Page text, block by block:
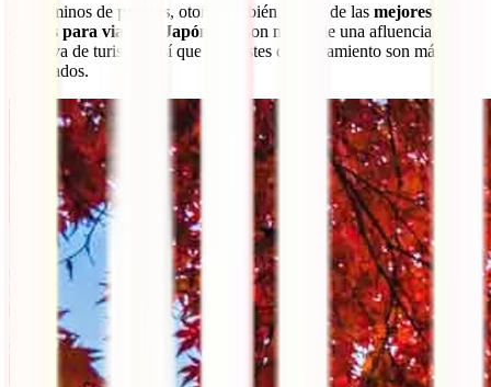
En términos de precios, otoño también es una de las mejores
épocas para viajar a Japón
. No son meses de una afluencia
excesiva de turismo, así que los costes del alojamiento son más
moderados.